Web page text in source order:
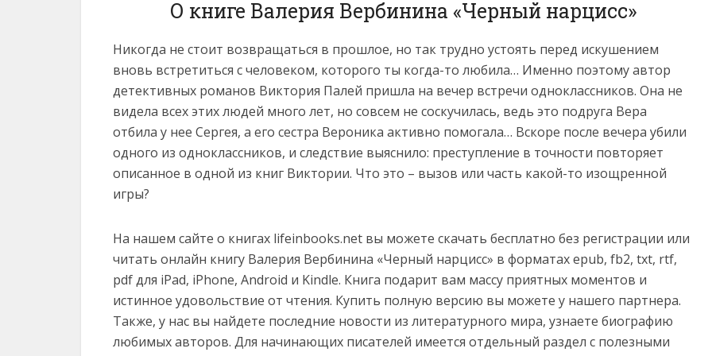
О книге Валерия Вербинина «Черный нарцисс»
Никогда не стоит возвращаться в прошлое, но так трудно устоять перед искушением
вновь встретиться с человеком, которого ты когда-то любила… Именно поэтому автор
детективных романов Виктория Палей пришла на вечер встречи одноклассников. Она не
видела всех этих людей много лет, но совсем не соскучилась, ведь это подруга Вера
отбила у нее Сергея, а его сестра Вероника активно помогала… Вскоре после вечера убили
одного из одноклассников, и следствие выяснило: преступление в точности повторяет
описанное в одной из книг Виктории. Что это – вызов или часть какой-то изощренной
игры?
На нашем сайте о книгах lifeinbooks.net вы можете скачать бесплатно без регистрации или
читать онлайн книгу Валерия Вербинина «Черный нарцисс» в форматах epub, fb2, txt, rtf,
pdf для iPad, iPhone, Android и Kindle. Книга подарит вам массу приятных моментов и
истинное удовольствие от чтения. Купить полную версию вы можете у нашего партнера.
Также, у нас вы найдете последние новости из литературного мира, узнаете биографию
любимых авторов. Для начинающих писателей имеется отдельный раздел с полезными